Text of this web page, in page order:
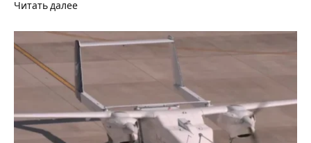
Читать далее